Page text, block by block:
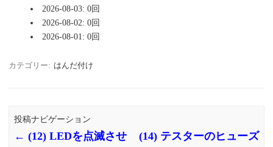
2026-08-03: 0回
2026-08-02: 0回
2026-08-01: 0回
カテゴリー: はんだ付け
投稿ナビゲーション
← (12) LEDを点滅させ
(14) テスターのヒューズ